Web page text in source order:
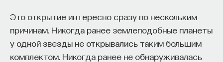
Это открытие интересно сразу по нескольким
причинам. Никогда ранее землеподобные планеты
у одной звезды не открывались таким большим
комплектом. Никогда ранее не обнаруживалась